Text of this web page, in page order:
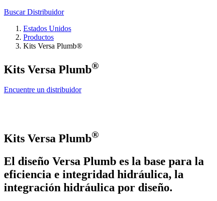
Buscar Distribuidor
Estados Unidos
Productos
Kits Versa Plumb®
Kits Versa Plumb®
Encuentre un distribuidor
Kits Versa Plumb®
El diseño Versa Plumb es la base para la
eficiencia e integridad hidráulica, la
integración hidráulica por diseño.